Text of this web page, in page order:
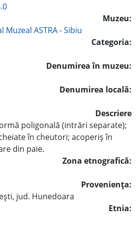
Muzeu:
ASTRA - Sibiu
Categoria:
Denumirea în muzeu:
Denumirea locală:
Descriere
poligonală (intrări separate);
în cheutori; acoperiş în
din paie.
Zona etnografică:
Provenienţa:
jud. Hunedoara
Etnia: